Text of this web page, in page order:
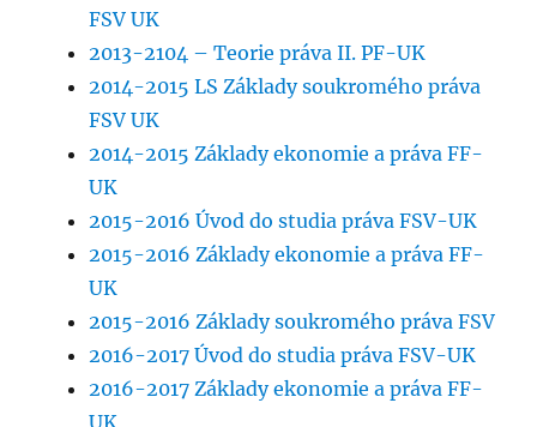
FSV UK
2013-2104 – Teorie práva II. PF-UK
2014-2015 LS Základy soukromého práva
FSV UK
2014-2015 Základy ekonomie a práva FF-
UK
2015-2016 Úvod do studia práva FSV-UK
2015-2016 Základy ekonomie a práva FF-
UK
2015-2016 Základy soukromého práva FSV
2016-2017 Úvod do studia práva FSV-UK
2016-2017 Základy ekonomie a práva FF-